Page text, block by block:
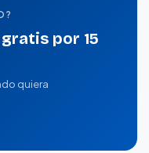
por 15
quiera